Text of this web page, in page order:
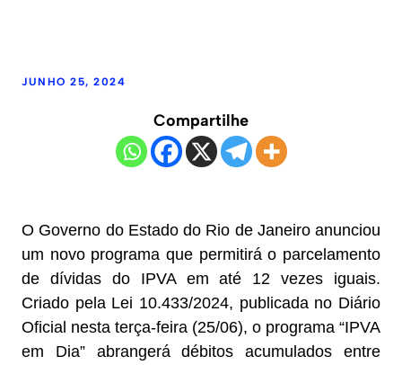
JUNHO 25, 2024
Compartilhe
O Governo do Estado do Rio de Janeiro anunciou
um novo programa que permitirá o parcelamento
de dívidas do IPVA em até 12 vezes iguais.
Criado pela Lei 10.433/2024, publicada no Diário
Oficial nesta terça-feira (25/06), o programa “IPVA
em Dia” abrangerá débitos acumulados entre